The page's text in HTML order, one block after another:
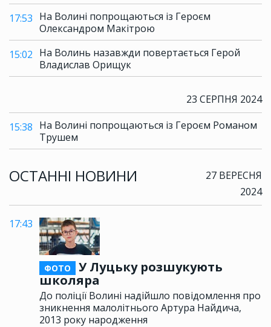
ОСТАННІ НОВИНИ
27 ВЕРЕСНЯ
2024
17:43
ФОТО
У Луцьку розшукують
школяра
До поліції Волині надійшло повідомлення про
зникнення малолітнього Артура Найдича,
2013 року народження
17:53 На Волині попрощаються із Героєм
Олександром Макітрою
15:02 На Волинь назавжди повертається Герой
Владислав Орищук
23 СЕРПНЯ 2024
15:38 На Волині попрощаються із Героєм Романом
Трушем